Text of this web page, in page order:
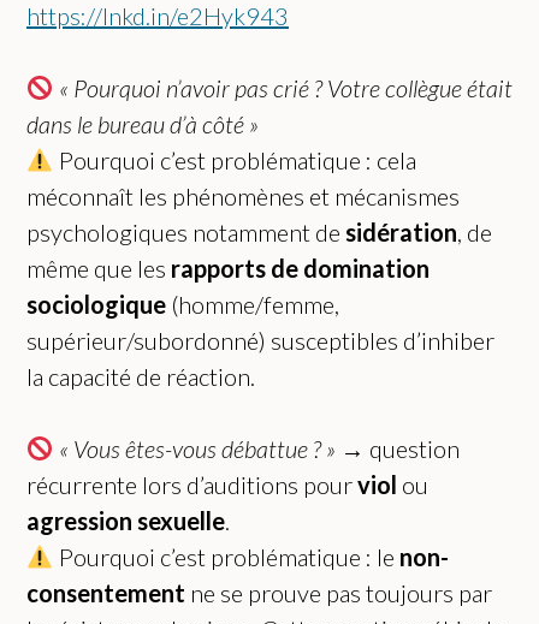
https://lnkd.in/e2Hyk943
« Pourquoi n’avoir pas crié ? Votre collègue était
dans le bureau d’à côté »
Pourquoi c’est problématique : cela
méconnaît les phénomènes et mécanismes
psychologiques notamment de sidération, de
même que les rapports de domination
sociologique (homme/femme,
supérieur/subordonné) susceptibles d’inhiber
la capacité de réaction.
« Vous êtes-vous débattue ? » → question
récurrente lors d’auditions pourviol ou
agression sexuelle.
Pourquoi c’est problématique : le non-
consentement ne se prouve pas toujours par